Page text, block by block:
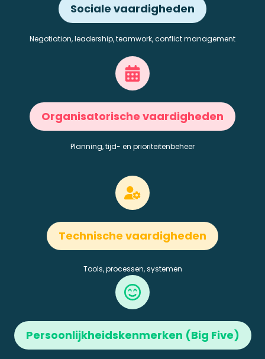
Sociale vaardigheden
Negotiation, leadership, teamwork, conflict management
Organisatorische vaardigheden
Planning, tijd- en prioriteitenbeheer
Technische vaardigheden
Tools, processen, systemen
Persoonlijkheidskenmerken (Big Five)